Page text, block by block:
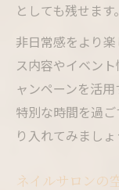
としても残せます。
非日常感をより
ス内容やイベン
ャンペーンを活
特別な時間を過
り入れてみましょ
ネイルサロンの